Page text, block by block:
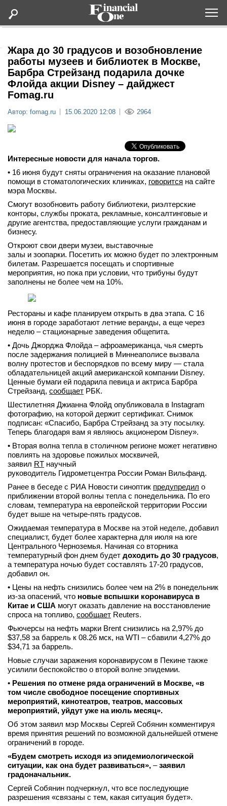
Статьи
Мероприятия
Новости
Интервью
телеграм
Стать автором
Жара до 30 градусов и возобновление
работы музеев и библиотек в Москве,
Барбра Стрейзанд подарила дочке
Флойда акции Disney – дайджест
Fomag.ru
Автор: fomag.ru 15.06.2020 12:08 2964
Интересные новости для начала торгов.
• 16 июня будут сняты ограничения на оказание плановой
помощи в стоматологических клиниках, говорится на сайте
мэра Москвы.
Смогут возобновить работу библиотеки, риэлтерские
конторы, службы проката, рекламные, консалтинговые и
другие агентства, предоставляющие услуги гражданам и
бизнесу.
Откроют свои двери музеи, выставочные
залы и зоопарки. Посетить их можно будет по электронным
билетам. Разрешается посещать и спортивные
мероприятия, но пока при условии, что трибуны будут
заполнены не более чем на 10%.
Рестораны и кафе планируем открыть в два этапа. С 16
июня в городе заработают летние веранды, а еще через
неделю – стационарные заведения общепита.
• Дочь Джорджа Флойда – афроамериканца, чья смерть
после задержания полицией в Миннеаполисе вызвала
волну протестов и беспорядков по всему миру — стала
обладательницей акций американской компании Disney.
Ценные бумаги ей подарила певица и актриса Барбра
Стрейзанд, сообщает РБК.
Шестилетняя Джианна Флойд опубликовала в Instagram
фотографию, на которой держит сертификат. Снимок
подписан: «Спасибо, Барбра Стрейзанд за эту посылку.
Теперь благодаря вам я являюсь акционером Disney».
• Вторая волна тепла в столичном регионе может негативно
повлиять на здоровье пожилых москвичей,
заявил RT научный
руководитель Гидрометцентра России Роман Вильфанд.
Ранее в беседе с РИА Новости синоптик предупредил о
приближении второй волны тепла с понедельника. По его
словам, температура на европейской территории России
будет выше на четыре-пять градусов.
Ожидаемая температура в Москве на этой неделе, добавил
специалист, будет более характерна для июля на юге
Центрального Черноземья. Начиная со вторника
температурный фон днем будет доходить до 30 градусов,
а температура ночью будет составлять 17-20 градусов,
добавил он.
• Цены на нефть снизились более чем на 2% в понедельник
из-за опасений, что новые вспышки коронавируса в
Китае и США могут оказать давление на восстановление
спроса на топливо, сообщает Reuters.
Фьючерсы на нефть марки Brent снизились на 2,97% до
$37,58 за баррель к 08.26 мск, на WTI – сбавили 4,27% до
$34,71 за баррель.
Новые случаи заражения коронавирусом в Пекине также
усилили беспокойство о второй волне эпидемии.
• Решения по отмене ряда ограничений в Москве, «в
том числе свободное посещение спортивных
мероприятий, кинотеатров, театров, массовых
мероприятий, уйдут уже на июль месяц».
Об этом заявил мэр Москвы Сергей Собянин комментируя
время принятия решений по возможной дальнейшей отмене
ограничений в городе.
«Будем смотреть исходя из эпидемиологической
ситуации, как она будет развиваться», –заявил
градоначальник.
Сергей Собянин подчеркнул, что все последующие
разрешения «связаны с тем, какая ситуация будет».